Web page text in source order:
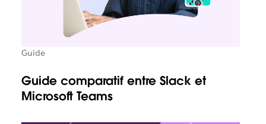
Guide
Guide comparatif entre Slack et
Microsoft Teams